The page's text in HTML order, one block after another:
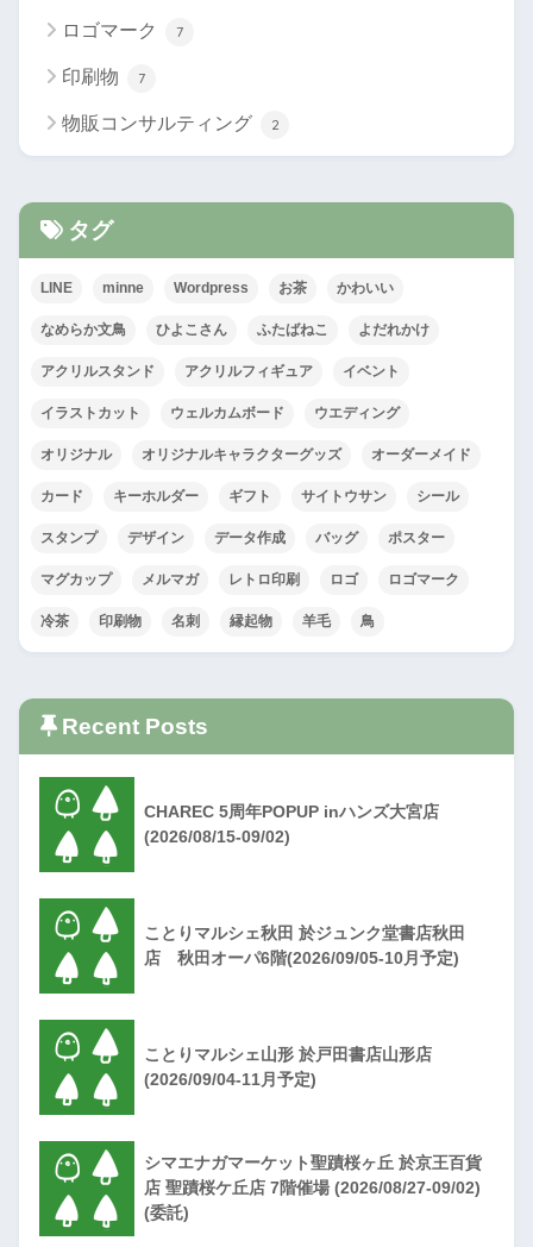
ロゴマーク 7
印刷物 7
物販コンサルティング 2
タグ
LINE minne Wordpress お茶 かわいい
なめらか文鳥 ひよこさん ふたばねこ よだれかけ
アクリルスタンド アクリルフィギュア イベント
イラストカット ウェルカムボード ウエディング
オリジナル オリジナルキャラクターグッズ オーダーメイド
カード キーホルダー ギフト サイトウサン シール
スタンプ デザイン データ作成 バッグ ポスター
マグカップ メルマガ レトロ印刷 ロゴ ロゴマーク
冷茶 印刷物 名刺 縁起物 羊毛 鳥
Recent Posts
CHAREC 5周年POPUP inハンズ大宮店
(2026/08/15-09/02)
ことりマルシェ秋田 於ジュンク堂書店秋田
店 秋田オーパ6階(2026/09/05-10月予定)
ことりマルシェ山形 於戸田書店山形店
(2026/09/04-11月予定)
シマエナガマーケット聖蹟桜ヶ丘 於京王百貨
店 聖蹟桜ケ丘店 7階催場 (2026/08/27-09/02)
(委託)